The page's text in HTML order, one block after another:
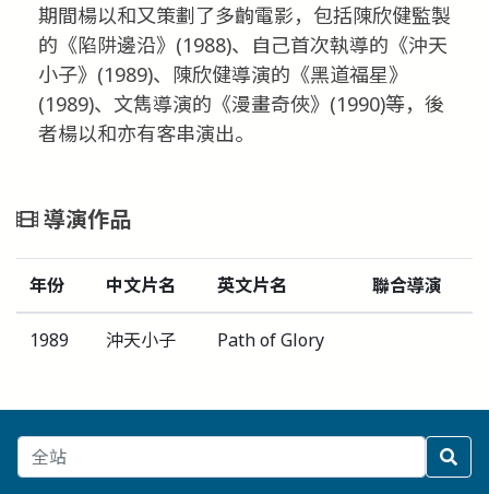
期間楊以和又策劃了多齣電影，包括陳欣健監製
的《陷阱邊沿》(1988)、自己首次執導的《沖天
小子》(1989)、陳欣健導演的《黑道福星》
(1989)、文雋導演的《漫畫奇俠》(1990)等，後
者楊以和亦有客串演出。
導演作品
年份 中文片名 英文片名 聯合導演
1989 沖天小子 Path of Glory